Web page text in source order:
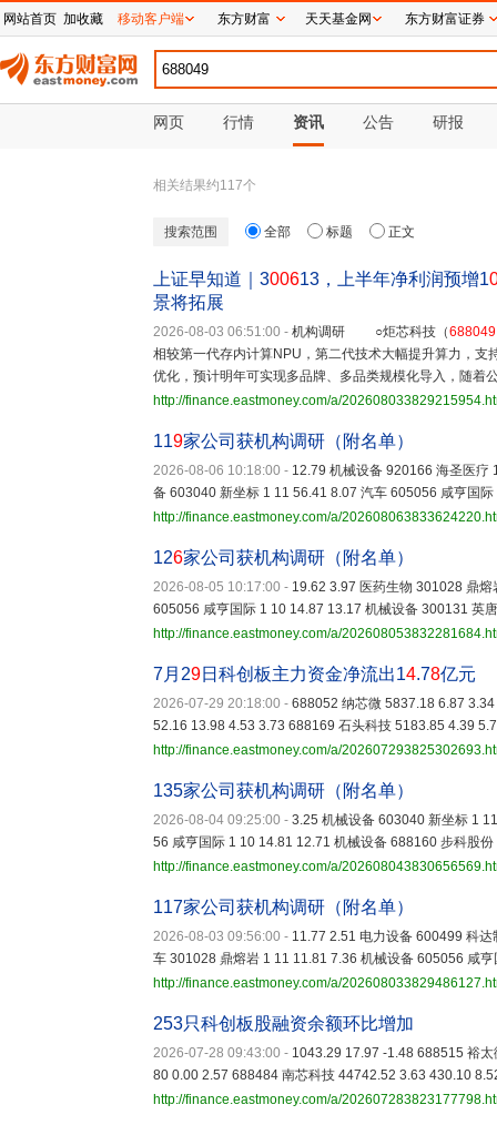
网页 行情 资讯 公告 研报
相关结果约117个
搜索范围 全部 标题 正文
上证早知道｜300613，上半年净利润预增1
景将拓展
2026-08-03 06:51:00 - 机构调研 ○炬芯科技（688049
相较第一代存内计算NPU，第二代技术大幅提升算力，
优化，预计明年可实现多品牌、多品类规模化导入，随着
http://finance.eastmoney.com/a/
119家公司获机构调研（附名单）
2026-08-06 10:18:00 - 12.79 机械设备 920166 海圣医疗
备 603040 新坐标 1 11 56.41 8.07 汽车 605056 咸亨国
http://finance.eastmoney.com/a/
126家公司获机构调研（附名单）
2026-08-05 10:17:00 - 19.62 3.97 医药生物 301028 鼎
605056 咸亨国际 1 10 14.87 13.17 机械设备 300131 英
http://finance.eastmoney.com/a/
7月29日科创板主力资金净流出14.78亿元
2026-07-29 20:18:00 - 688052 纳芯微 5837.18 6.87
52.16 13.98 4.53 3.73 688169 石头科技 5183.85 4.39
http://finance.eastmoney.com/a/
135家公司获机构调研（附名单）
2026-08-04 09:25:00 - 3.25 机械设备 603040 新坐标 1
56 咸亨国际 1 10 14.81 12.71 机械设备 688160 步科股
http://finance.eastmoney.com/a/
117家公司获机构调研（附名单）
2026-08-03 09:56:00 - 11.77 2.51 电力设备 600499 科
车 301028 鼎熔岩 1 11 11.81 7.36 机械设备 605056 咸
http://finance.eastmoney.com/a/
253只科创板股融资余额环比增加
2026-07-28 09:43:00 - 1043.29 17.97 -1.48 688515 裕
80 0.00 2.57 688484 南芯科技 44742.52 3.63 430.10
http://finance.eastmoney.com/a/
网站首页 加收藏 移动客户端 东方财富 天天基金网 东方财富证券